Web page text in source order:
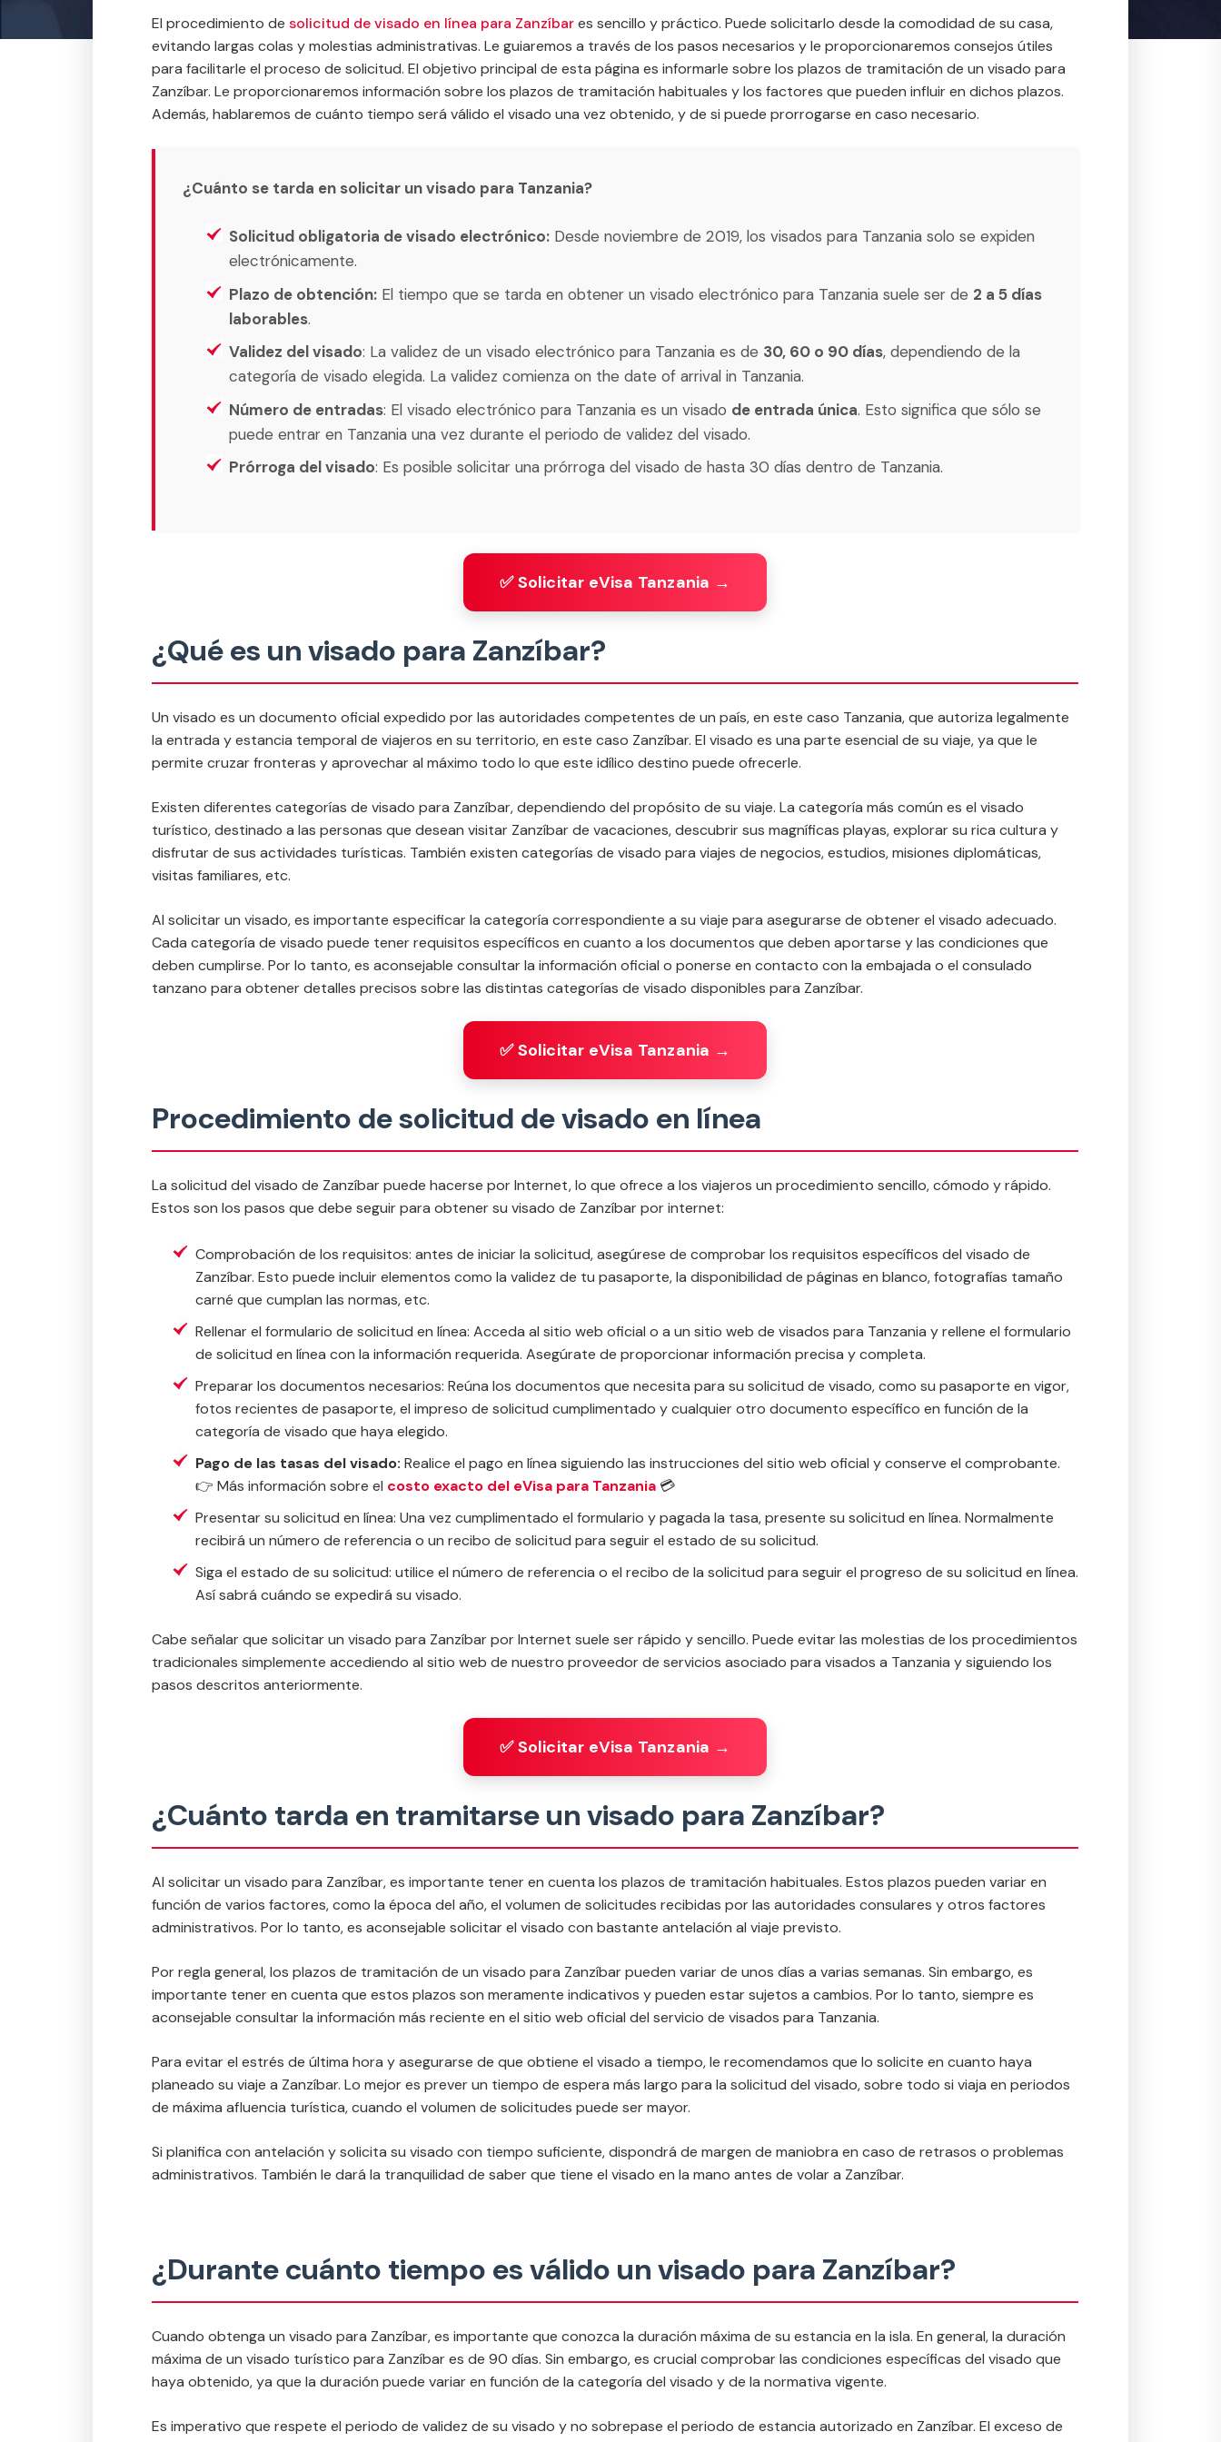
El procedimiento de solicitud de visado en línea para Zanzíbares sencillo y práctico. Puede solicitarlo desde la comodidad de su casa,
evitando largas colas y molestias administrativas. Le guiaremos a través de los pasos necesarios y le proporcionaremos consejos útiles
para facilitarle el proceso de solicitud. El objetivo principal de esta página es informarle sobre los plazos de tramitación de un visado para
Zanzíbar. Le proporcionaremos información sobre los plazos de tramitación habituales y los factores que pueden influir en dichos plazos.
Además, hablaremos de cuánto tiempo será válido el visado una vez obtenido, y de si puede prorrogarse en caso necesario.
¿Cuánto se tarda en solicitar un visado para Tanzania?
Solicitud obligatoria de visado electrónico: Desde noviembre de 2019, los visados para Tanzania solo se expiden
electrónicamente.
Plazo de obtención: El tiempo que se tarda en obtener un visado electrónico para Tanzania suele ser de 2 a 5 días
laborables.
Validez del visado: La validez de un visado electrónico para Tanzania es de 30, 60 o 90 días, dependiendo de la
categoría de visado elegida. La validez comienza on the date of arrival in Tanzania.
Número de entradas: El visado electrónico para Tanzania es un visado de entrada única. Esto significa que sólo se
puede entrar en Tanzania una vez durante el periodo de validez del visado.
Prórroga del visado: Es posible solicitar una prórroga del visado de hasta 30 días dentro de Tanzania.
✅ Solicitar eVisa Tanzania →
¿Qué es un visado para Zanzíbar?
Un visado es un documento oficial expedido por las autoridades competentes de un país, en este caso Tanzania, que autoriza legalmente
la entrada y estancia temporal de viajeros en su territorio, en este caso Zanzíbar. El visado es una parte esencial de su viaje, ya que le
permite cruzar fronteras y aprovechar al máximo todo lo que este idílico destino puede ofrecerle.
Existen diferentes categorías de visado para Zanzíbar, dependiendo del propósito de su viaje. La categoría más común es el visado
turístico, destinado a las personas que desean visitar Zanzíbar de vacaciones, descubrir sus magníficas playas, explorar su rica cultura y
disfrutar de sus actividades turísticas. También existen categorías de visado para viajes de negocios, estudios, misiones diplomáticas,
visitas familiares, etc.
Al solicitar un visado, es importante especificar la categoría correspondiente a su viaje para asegurarse de obtener el visado adecuado.
Cada categoría de visado puede tener requisitos específicos en cuanto a los documentos que deben aportarse y las condiciones que
deben cumplirse. Por lo tanto, es aconsejable consultar la información oficial o ponerse en contacto con la embajada o el consulado
tanzano para obtener detalles precisos sobre las distintas categorías de visado disponibles para Zanzíbar.
✅ Solicitar eVisa Tanzania →
Procedimiento de solicitud de visado en línea
La solicitud del visado de Zanzíbar puede hacerse por Internet, lo que ofrece a los viajeros un procedimiento sencillo, cómodo y rápido.
Estos son los pasos que debe seguir para obtener su visado de Zanzíbar por internet:
Comprobación de los requisitos: antes de iniciar la solicitud, asegúrese de comprobar los requisitos específicos del visado de
Zanzíbar. Esto puede incluir elementos como la validez de tu pasaporte, la disponibilidad de páginas en blanco, fotografías tamaño
carné que cumplan las normas, etc.
Rellenar el formulario de solicitud en línea: Acceda al sitio web oficial o a un sitio web de visados para Tanzania y rellene el formulario
de solicitud en línea con la información requerida. Asegúrate de proporcionar información precisa y completa.
Preparar los documentos necesarios: Reúna los documentos que necesita para su solicitud de visado, como su pasaporte en vigor,
fotos recientes de pasaporte, el impreso de solicitud cumplimentado y cualquier otro documento específico en función de la
categoría de visado que haya elegido.
Pago de las tasas del visado: Realice el pago en línea siguiendo las instrucciones del sitio web oficial y conserve el comprobante.
👉 Más información sobre el costo exacto del eVisa para Tanzania 💳
Presentar su solicitud en línea: Una vez cumplimentado el formulario y pagada la tasa, presente su solicitud en línea. Normalmente
recibirá un número de referencia o un recibo de solicitud para seguir el estado de su solicitud.
Siga el estado de su solicitud: utilice el número de referencia o el recibo de la solicitud para seguir el progreso de su solicitud en línea.
Así sabrá cuándo se expedirá su visado.
Cabe señalar que solicitar un visado para Zanzíbar por Internet suele ser rápido y sencillo. Puede evitar las molestias de los procedimientos
tradicionales simplemente accediendo al sitio web de nuestro proveedor de servicios asociado para visados a Tanzania y siguiendo los
pasos descritos anteriormente.
✅ Solicitar eVisa Tanzania →
¿Cuánto tarda en tramitarse un visado para Zanzíbar?
Al solicitar un visado para Zanzíbar, es importante tener en cuenta los plazos de tramitación habituales. Estos plazos pueden variar en
función de varios factores, como la época del año, el volumen de solicitudes recibidas por las autoridades consulares y otros factores
administrativos. Por lo tanto, es aconsejable solicitar el visado con bastante antelación al viaje previsto.
Por regla general, los plazos de tramitación de un visado para Zanzíbar pueden variar de unos días a varias semanas. Sin embargo, es
importante tener en cuenta que estos plazos son meramente indicativos y pueden estar sujetos a cambios. Por lo tanto, siempre es
aconsejable consultar la información más reciente en el sitio web oficial del servicio de visados para Tanzania.
Para evitar el estrés de última hora y asegurarse de que obtiene el visado a tiempo, le recomendamos que lo solicite en cuanto haya
planeado su viaje a Zanzíbar. Lo mejor es prever un tiempo de espera más largo para la solicitud del visado, sobre todo si viaja en periodos
de máxima afluencia turística, cuando el volumen de solicitudes puede ser mayor.
Si planifica con antelación y solicita su visado con tiempo suficiente, dispondrá de margen de maniobra en caso de retrasos o problemas
administrativos. También le dará la tranquilidad de saber que tiene el visado en la mano antes de volar a Zanzíbar.
¿Durante cuánto tiempo es válido un visado para Zanzíbar?
Cuando obtenga un visado para Zanzíbar, es importante que conozca la duración máxima de su estancia en la isla. En general, la duración
máxima de un visado turístico para Zanzíbar es de 90 días. Sin embargo, es crucial comprobar las condiciones específicas del visado que
haya obtenido, ya que la duración puede variar en función de la categoría del visado y de la normativa vigente.
Es imperativo que respete el periodo de validez de su visado y no sobrepase el periodo de estancia autorizado en Zanzíbar. El exceso de